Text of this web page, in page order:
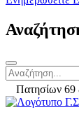
Πατησίων 69